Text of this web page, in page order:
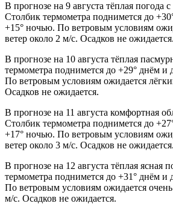
В прогнозе на 9 августа тёплая погода
Столбик термометра поднимется до
+15° ночью. По ветровым условиям
ветер около 2 м/с. Осадков не ожидается.
В прогнозе на 10 августа тёплая
термометра поднимется до +29° днём и
По ветровым условиям ожидается
Осадков не ожидается.
В прогнозе на 11 августа комфортная
Столбик термометра поднимется до
+17° ночью. По ветровым условиям
ветер около 3 м/с. Осадков не ожидается.
В прогнозе на 12 августа тёплая ясная
термометра поднимется до +31° днём и
По ветровым условиям ожидается
м/с. Осадков не ожидается.